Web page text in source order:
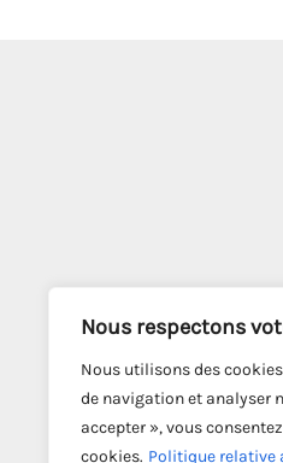
Nous respectons
Nous utilisons des
de navigation et analyser
accepter », vous
cookies. Politique relative